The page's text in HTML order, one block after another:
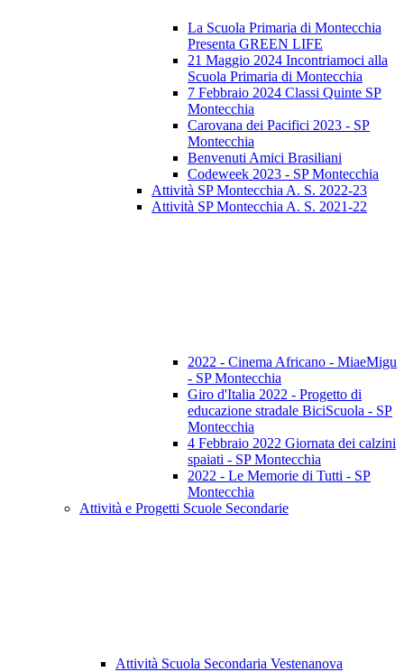
La Scuola Primaria di Montecchia
Presenta GREEN LIFE
21 Maggio 2024 Incontriamoci alla
Scuola Primaria di Montecchia
7 Febbraio 2024 Classi Quinte SP
Montecchia
Carovana dei Pacifici 2023 - SP
Montecchia
Benvenuti Amici Brasiliani
Codeweek 2023 - SP Montecchia
Attività SP Montecchia A. S. 2022-23
Attività SP Montecchia A. S. 2021-22
2022 - Cinema Africano - MiaeMigu
- SP Montecchia
Giro d'Italia 2022 - Progetto di
educazione stradale BiciScuola - SP
Montecchia
4 Febbraio 2022 Giornata dei calzini
spaiati - SP Montecchia
2022 - Le Memorie di Tutti - SP
Montecchia
Attività e Progetti Scuole Secondarie
Attività Scuola Secondaria Vestenanova